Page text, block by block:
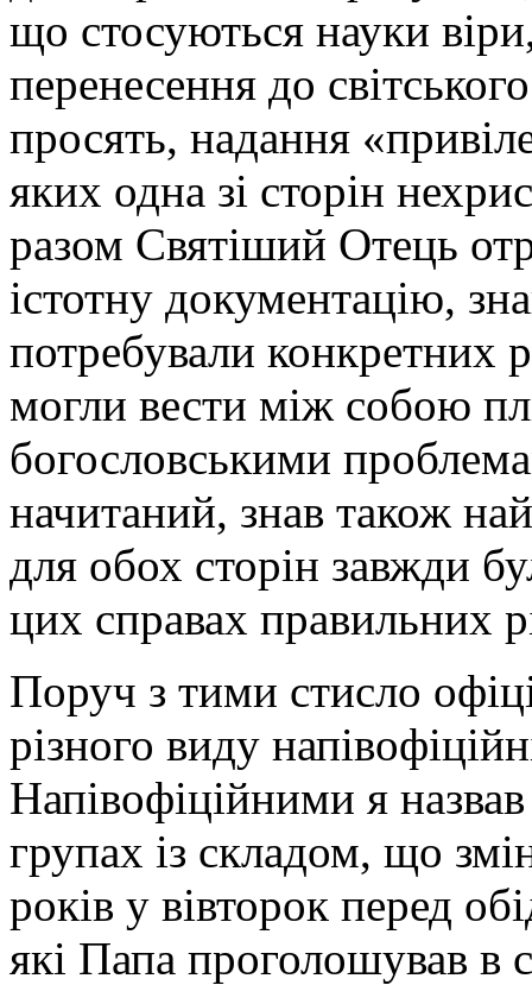
що стосуються науки
перенесення до
просять, надання
яких одна зі сторін
разом Святіший Отець
істотну документацію,
потребували
могли вести між собою
богословськими
начитаний, знав також
для обох сторін завжди
цих справах правильних
Поруч з тими стисло
різного виду
Напівофіційними я
групах із складом, що
років у вівторок перед
які Папа проголошував в